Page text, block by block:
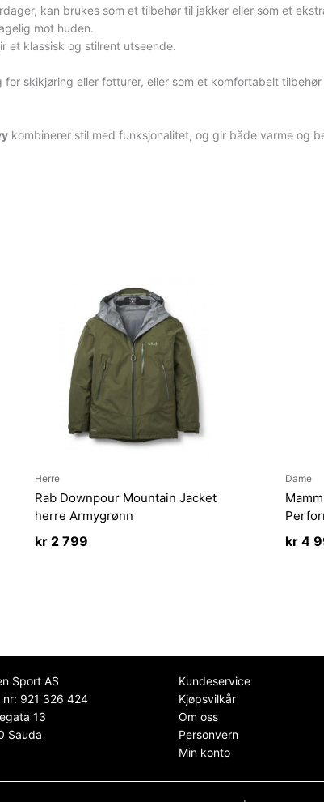
kan brukes som et tilbehør til jakker eller som et
mot huden.
et klassisk og stilrent utseende.
skikjøring eller fotturer, eller som et komfortabelt
kombinerer stil med funksjonalitet, og gir både varme og
Herre
Rab Downpour Mountain Jacket
herre Armygrønn
kr2 799
Dame
kr4
Sport AS
nr: 921 326 424
13
Sauda
Kundeservice
Kjøpsvilkår
Om oss
Personvern
Min konto